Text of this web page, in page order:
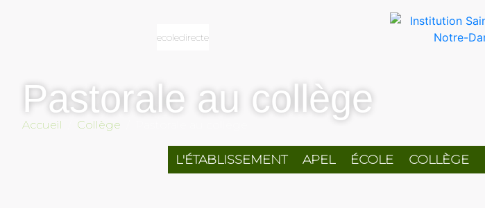
ecoledirecte
Pastorale au collège
Accueil Collège
L'ÉTABLISSEMENT APEL ÉCOLE COLLÈGE